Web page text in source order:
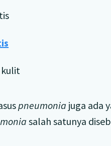
kulit
pneumonia juga ada
salah satunya